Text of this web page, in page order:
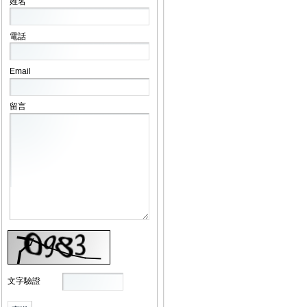
電話
Email
留言
文字驗證